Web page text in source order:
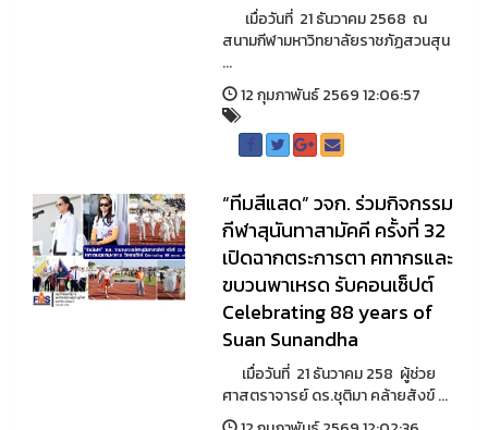
เมื่อวันที่ 21 ธันวาคม 2568 ณ
สนามกีฬามหาวิทยาลัยราชภัฏสวนสุน
...
12 กุมภาพันธ์ 2569 12:06:57
“ทีมสีแสด” วจก. ร่วมกิจกรรม
กีฬาสุนันทาสามัคคี ครั้งที่ 32
เปิดฉากตระการตา คฑากรและ
ขบวนพาเหรด รับคอนเซ็ปต์
Celebrating 88 years of
Suan Sunandha
เมื่อวันที่ 21 ธันวาคม 258 ผู้ช่วย
ศาสตราจารย์ ดร.ชุติมา คล้ายสังข์ ...